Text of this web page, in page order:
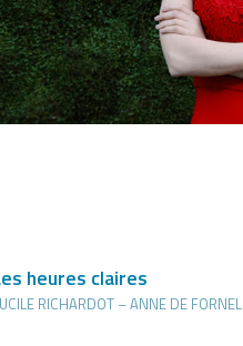
heures claires
RICHARDOT – ANNE DE FORNEL